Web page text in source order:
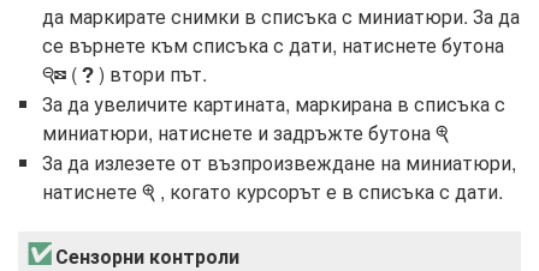
да маркирате снимки в списъка с миниатюри. За да
се върнете към списъка с дати, натиснете бутона
W ( Q ) втори път.
За да увеличите картината, маркирана в списъка с
миниатюри, натиснете и задръжте бутона X
За да излезете от възпроизвеждане на миниатюри,
натиснете X , когато курсорът е в списъка с дати.
Сензорни контроли